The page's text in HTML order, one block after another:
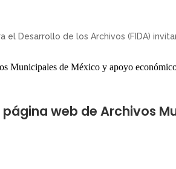
Desarrollo de los Archivos (FIDA)
web de Archivos